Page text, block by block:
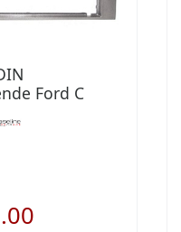
Ford C
Focus